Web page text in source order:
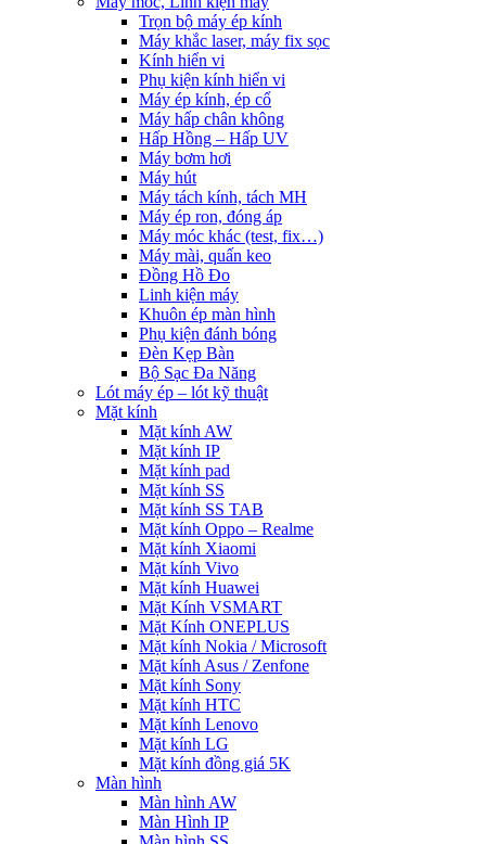
Trọn bộ máy ép kính
Máy khắc laser, máy fix sọc
Kính hiển vi
Phụ kiện kính hiển vi
Máy ép kính, ép cổ
Máy hấp chân không
Hấp Hồng – Hấp UV
Máy bơm hơi
Máy hút
Máy tách kính, tách MH
Máy ép ron, đóng áp
Máy móc khác (test, fix…)
Máy mài, quấn keo
Đồng Hồ Đo
Linh kiện máy
Khuôn ép màn hình
Phụ kiện đánh bóng
Đèn Kẹp Bàn
Bộ Sạc Đa Năng
Lót máy ép – lót kỹ thuật
Mặt kính
Mặt kính AW
Mặt kính IP
Mặt kính pad
Mặt kính SS
Mặt kính SS TAB
Mặt kính Oppo – Realme
Mặt kính Xiaomi
Mặt kính Vivo
Mặt kính Huawei
Mặt Kính VSMART
Mặt Kính ONEPLUS
Mặt kính Nokia / Microsoft
Mặt kính Asus / Zenfone
Mặt kính Sony
Mặt kính HTC
Mặt kính Lenovo
Mặt kính LG
Mặt kính đồng giá 5K
Màn hình
Màn hình AW
Màn Hình IP